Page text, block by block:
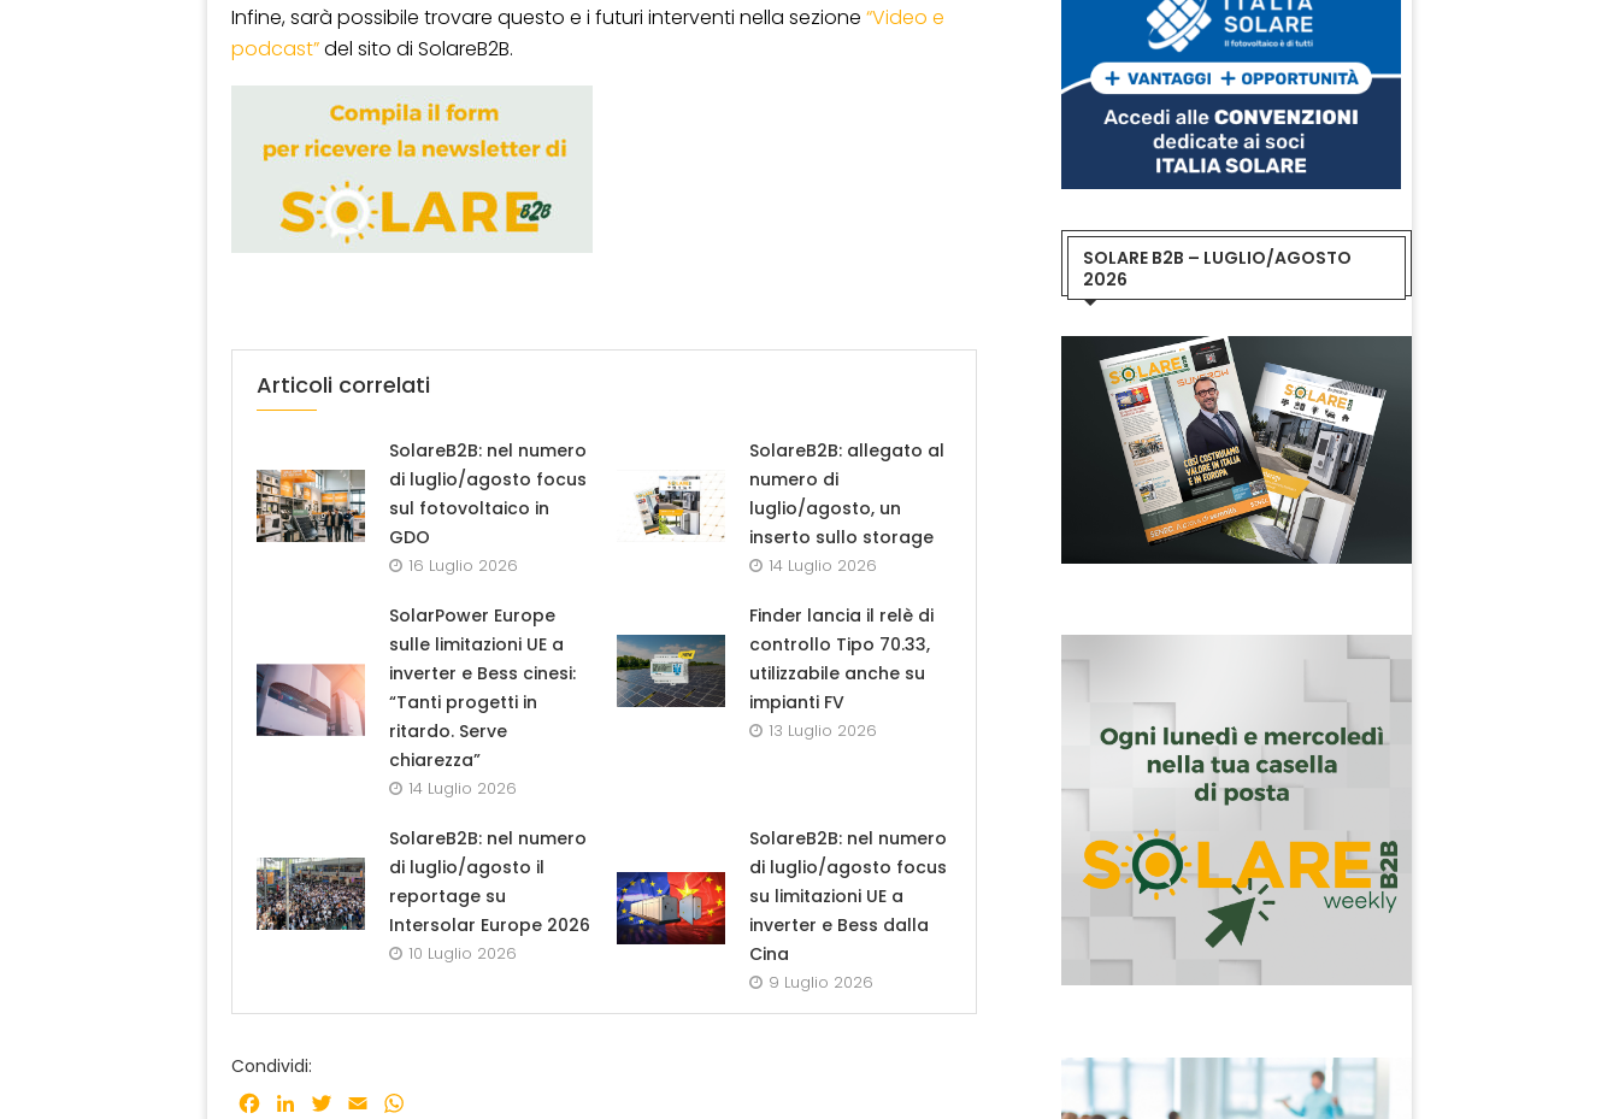
Infine, sarà possibile trovare questo e i futuri interventi nella sezione “Video e
podcast”del sito di SolareB2B.
Articoli correlati
SolareB2B: nel numero
di luglio/agosto focus
sul fotovoltaico in
GDO
16 Luglio 2026
SolareB2B: allegato al
numero di
luglio/agosto, un
inserto sullo storage
14 Luglio 2026
SolarPower Europe
sulle limitazioni UE a
inverter e Bess cinesi:
“Tanti progetti in
ritardo. Serve
chiarezza”
14 Luglio 2026
Finder lancia il relè di
controllo Tipo 70.33,
utilizzabile anche su
impianti FV
13 Luglio 2026
SolareB2B: nel numero
di luglio/agosto il
reportage su
Intersolar Europe 2026
10 Luglio 2026
SolareB2B: nel numero
di luglio/agosto focus
su limitazioni UE a
inverter e Bess dalla
Cina
9 Luglio 2026
Condividi:
Facebook
LinkedInTwitter
Email
SOLARE B2B – LUGLIO/AGOSTO
2026